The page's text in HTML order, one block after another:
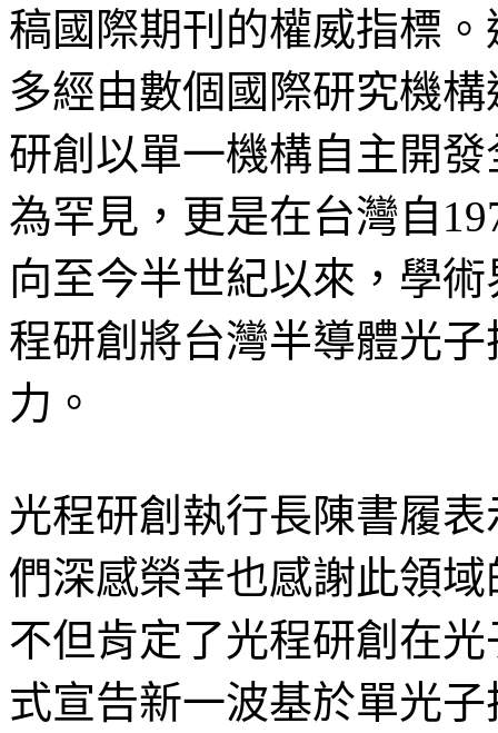
稿國際期刊的權威指標
多經由數個國際研究機
研創以單一機構自主開
為罕見，更是在台灣自
向至今半世紀以來，學
程研創將台灣半導體光
力。
光程研創執行長陳書履
們深感榮幸也感謝此領
不但肯定了光程研創在
式宣告新一波基於單光